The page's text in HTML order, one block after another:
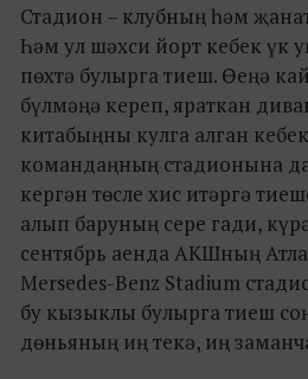
Стадион – клубның һәм
Һәм ул шәхси йорт кебек үк
пөхтә булырга тиеш. Өеңә
бүлмәңә кереп, яраткан
китабыңны кулга алган
командаңның стадионына
кергән төсле хис итәргә
алып баруның сере гади,
сентябрь аенда АКШның
Mersedes-Benz Stadium
бу кызыклы булырга тиеш
дөньяның иң текә, иң